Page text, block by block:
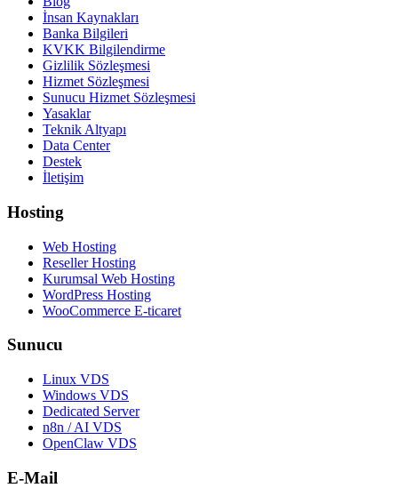
İnsan Kaynakları
Banka Bilgileri
KVKK Bilgilendirme
Gizlilik Sözleşmesi
Hizmet Sözleşmesi
Sunucu Hizmet Sözleşmesi
Yasaklar
Teknik Altyapı
Data Center
Destek
İletişim
Hosting
Web Hosting
Reseller Hosting
Kurumsal Web Hosting
WordPress Hosting
WooCommerce E-ticaret
Sunucu
Linux VDS
Windows VDS
Dedicated Server
n8n / AI VDS
OpenClaw VDS
E-Mail